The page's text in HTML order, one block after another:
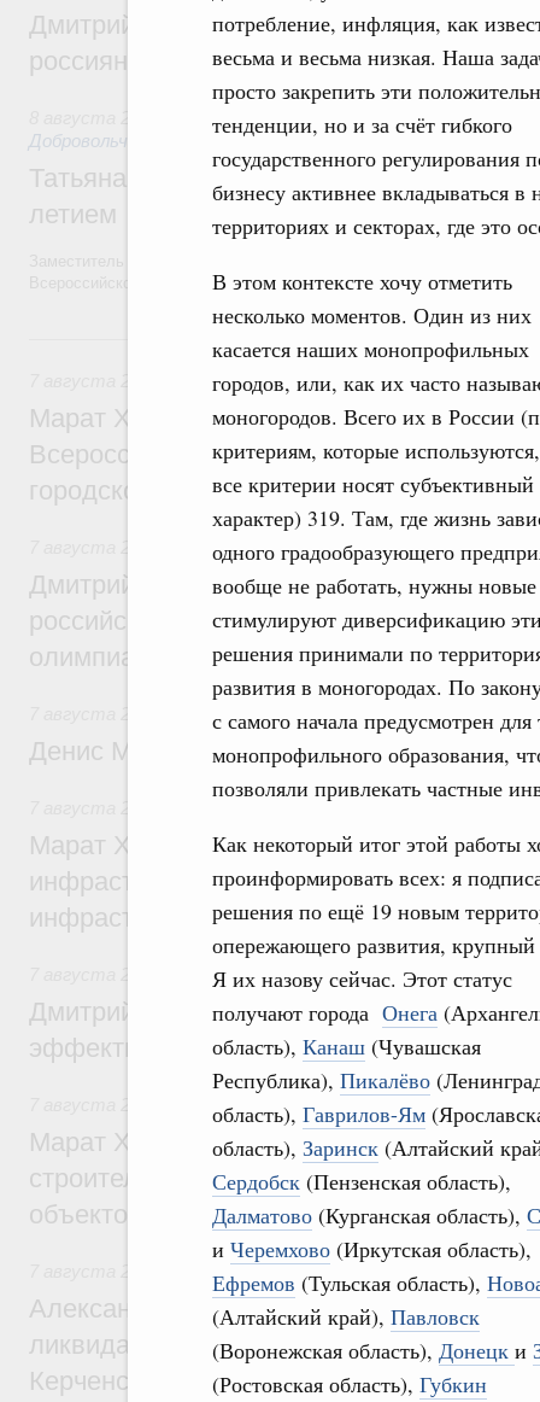
потребление, инфляция, как
весьма и весьма низкая. Наша
просто закрепить эти
тенденции, но и за счёт гибкого
государственного регулирования
бизнесу активнее вкладываться
территориях и секторах, где это
В этом контексте хочу отметить
несколько моментов. Один из них
касается наших монопрофильных
городов, или, как их часто
моногородов. Всего их в России
критериям, которые
все критерии носят субъективный
характер) 319. Там, где жизнь
одного градообразующего
вообще не работать, нужны
стимулируют диверсификацию
решения принимали по
развития в моногородах. По
с самого начала предусмотрен
монопрофильного образования,
позволяли привлекать частные
Как некоторый итог этой работы
проинформировать всех: я
решения по ещё 19 новым
опережающего развития, крупный
Я их назову сейчас. Этот статус
получают города Онега
область), Канаш (Чувашская
Республика), Пикалёво
область), Гаврилов-Ям
область), Заринск (Алтайский
Сердобск (Пензенская область),
Далматово (Курганская область),
и Черемхово (Иркутская область),
Ефремов (Тульская область),
(Алтайский край), Павловск
(Воронежская область), Донецк и
(Ростовская область), Губкин
Дмитрий Чернышенко и Михаил
россиян с Днём физкультурника
Социальные инновации. Некоммерческие
Добровольчество и волонтёрство. Благотворительность
Татьяна Голикова поздравила
летием
Всероссийского общественного движения «Волонтёры-медики» с
7 августа, пятница
Экономика городов. Городская среда
Марат Хуснуллин провёл заседание
Всероссийского конкурса лучших
городской среды
Отрасль информационных технологий
Дмитрий Чернышенко и Сергей Кравцов
российскую сборную с победой на
олимпиаде по искусственному
Денис Мантуров посетил Ярославскую
Бюджеты субъектов Федерации.
Марат Хуснуллин: 15 объектов
инфраструктуры построили и обновили
инфраструктурным кредитам
Развитие сельских территорий
Дмитрий Патрушев: Синхронизация
эффективность поддержки сельских
Экономика городов. Городская среда
Марат Хуснуллин: «Единый заказчик»
строительство и реконструкцию более
объектов
Чрезвычайные ситуации и ликвидация их
Александр Козлов провёл заседание
ликвидации последствий чрезвычайной
Керченском проливе